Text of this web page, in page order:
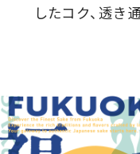
したコク、透き